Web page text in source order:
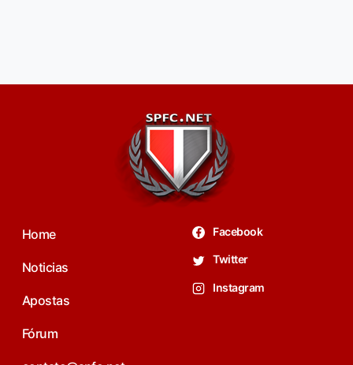
Home
Noticias
Apostas
Fórum
Facebook
Twitter
Instagram